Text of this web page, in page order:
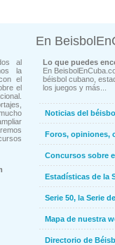
al
la
el
el
En
Lo que puedes
En
béisbol cubano,
los juegos y más...
Noticias del
Foros, opiniones,
Concursos sobre
Estadísticas de la
Serie 50, la Serie
Mapa de nuestra
Directorio de